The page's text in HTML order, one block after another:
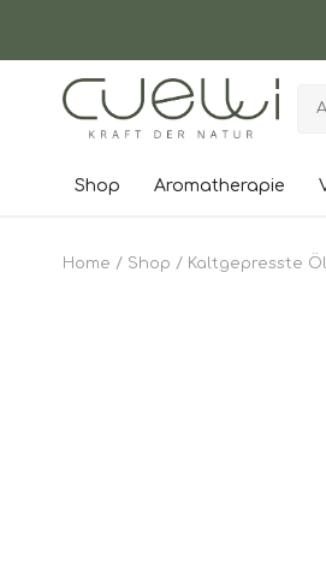
Shop Aromatherapie
Home Shop Kaltgepresste